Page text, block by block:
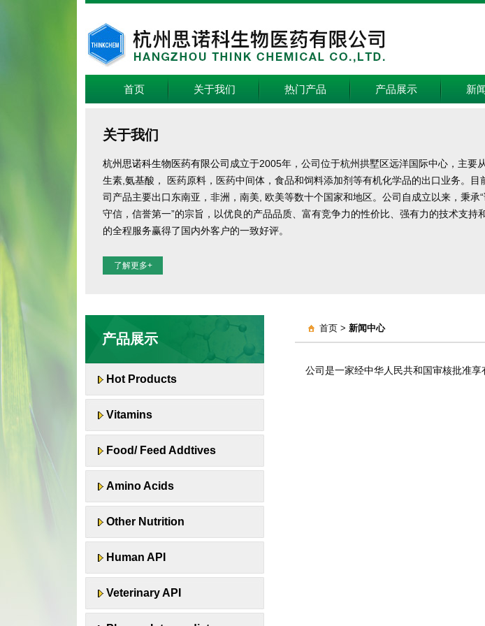
首页 关于我们 热门产品 产品展示 新
关于我们
杭州思诺科生物医药有限公司 成立于2005年，公司位于杭州拱墅区远洋国际中心，主要
生素,氨基酸， 医药原料，医药中间体，食品和饲料添加剂等有机化学品的出口业务。目
司产品主要出口东南亚，非洲，南美, 欧美等数十个国家和地区。公司自成立以来，秉承
守信，信誉第一”的宗旨，以优良的产品品质、富有竞争力的性价比、强有力的技术支持
的全程服务赢得了国内外客户的一致好评。
了解更多+
产品展示
Hot Products
Vitamins
Food/ Feed Addtives
Amino Acids
Other Nutrition
Human API
Veterinary API
首页 > 新闻中心
公司是一家经中华人民共和国审核批准